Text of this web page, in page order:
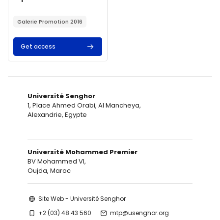
Galerie Promotion 2016
Get access
Université Senghor
1, Place Ahmed Orabi, Al Mancheya,
Alexandrie, Egypte
Université Mohammed Premier
BV Mohammed VI,
Oujda, Maroc
Site Web - Université Senghor
+2 (03) 48 43 560
mtp@usenghor.org